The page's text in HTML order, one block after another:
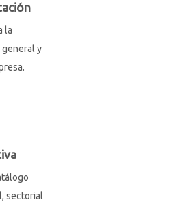
la
y
sectorial